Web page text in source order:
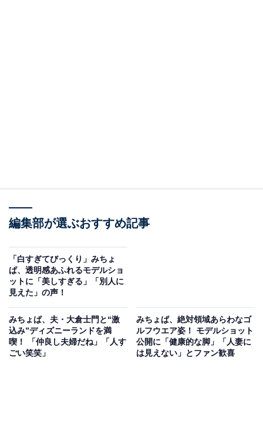
編集部が選ぶおすすめ記事
「白すぎてびっくり」みちょ
ぱ、透明感あふれるモデルショ
ットに「美しすぎる」「別人に
見えた」の声！
みちょぱ、夫・大倉士門と“激
込み”ディズニーランドを満
喫！ 「仲良し夫婦だね」「人す
ごい笑笑」
みちょぱ、絶対領域あらわなゴ
ルフウエア姿！ モデルショット
公開に「健康的な脚」「人妻に
は見えない」とファン歓喜